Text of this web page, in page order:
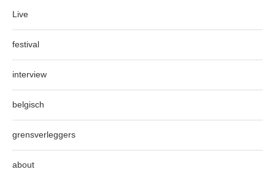
Live
festival
interview
belgisch
grensverleggers
about